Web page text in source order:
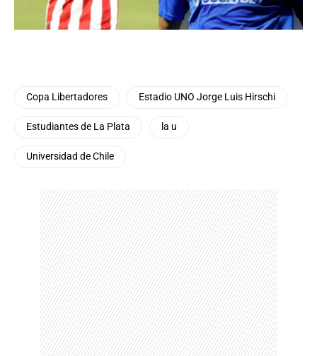
Copa Libertadores Estadio UNO Jorge Luis Hirschi
Estudiantes de La Plata la u
Universidad de Chile